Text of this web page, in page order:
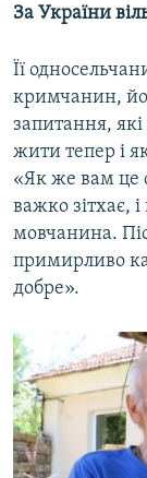
За України
Її
кримчанин,
запитання,
жити тепер і
«Як же вам це
важко зітхає, і
мовчанина.
примирливо
добре».